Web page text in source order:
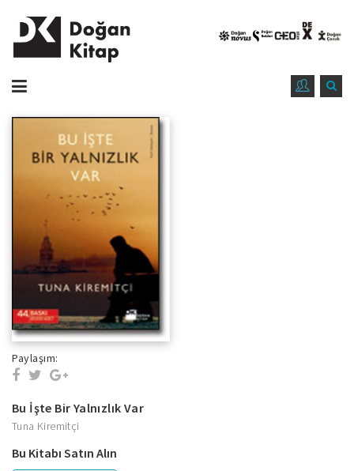
Paylaşım:
Bu İşte Bir Yalnızlık Var
Tuna Kiremitçi
Bu Kitabı Satın Alın